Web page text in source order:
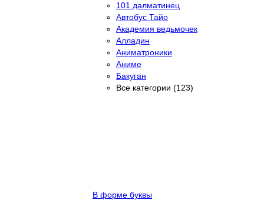
101 далматинец
Автобус Тайо
Академия ведьмочек
Алладин
Аниматроники
Аниме
Бакуган
Все категории (123)
В форме буквы